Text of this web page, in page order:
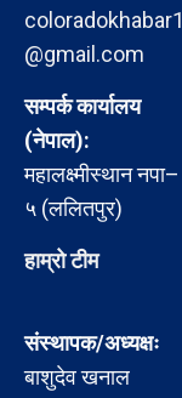
coloradokhabar1
@gmail.com
सम्पर्क कार्यालय
(नेपाल):
महालक्ष्मीस्थान नपा–
५ (ललितपुर)
हाम्रो टीम
संस्थापक/अध्यक्षः
बाशुदेव खनाल